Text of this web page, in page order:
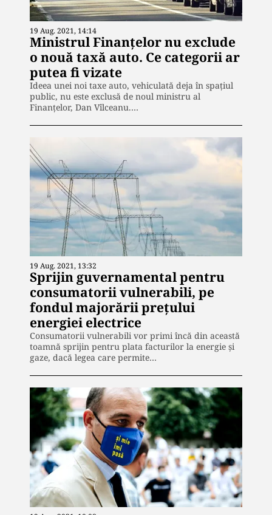
19 Aug. 2021, 14:14
Ministrul Finanțelor nu exclude
o nouă taxă auto. Ce categorii ar
putea fi vizate
Ideea unei noi taxe auto, vehiculată deja în spațiul
public, nu este exclusă de noul ministru al
Finanțelor, Dan Vîlceanu.…
19 Aug. 2021, 13:32
Sprijin guvernamental pentru
consumatorii vulnerabili, pe
fondul majorării prețului
energiei electrice
Consumatorii vulnerabili vor primi încă din această
toamnă sprijin pentru plata facturilor la energie şi
gaze, dacă legea care permite…